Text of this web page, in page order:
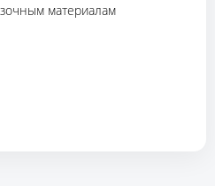
материалам